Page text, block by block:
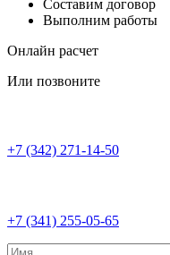
Составим договор
Выполним работы
Онлайн расчет
Или позвоните
+7 (342) 271-14-50
+7 (341) 255-05-65